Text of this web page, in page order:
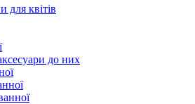
для квітів
до них